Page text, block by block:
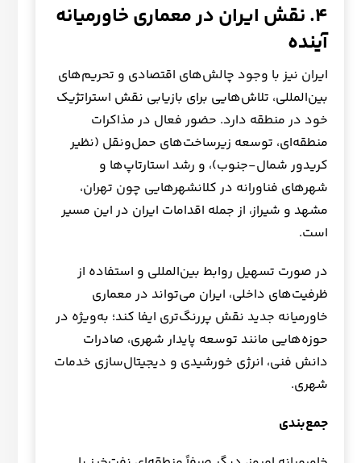
۴. نقش ایران در معماری خاورمیانه
آینده
ایران نیز با وجود چالش‌های اقتصادی و تحریم‌های
بین‌المللی، تلاش‌هایی برای بازیابی نقش استراتژیک
خود در منطقه دارد. حضور فعال در مذاکرات
منطقه‌ای، توسعه زیرساخت‌های حمل‌ونقل (نظیر
کریدور شمال-جنوب)، و رشد استارتاپ‌ها و
شهرهای فناورانه در کلانشهرهایی چون تهران،
مشهد و شیراز، از جمله اقدامات ایران در این مسیر
است.
در صورت تسهیل روابط بین‌المللی و استفاده از
ظرفیت‌های داخلی، ایران می‌تواند در معماری
خاورمیانه جدید نقش پررنگ‌تری ایفا کند؛ به‌ویژه در
حوزه‌هایی مانند توسعه پایدار شهری، صادرات
دانش فنی، انرژی خورشیدی و دیجیتال‌سازی خدمات
شهری.
جمع‌بندی